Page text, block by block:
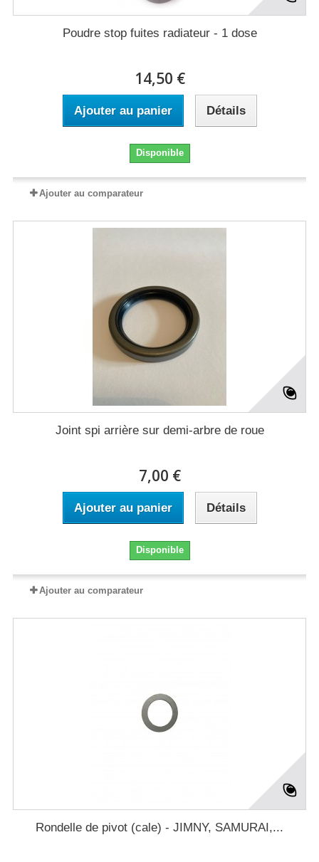
Poudre stop fuites radiateur - 1 dose
14,50 €
Ajouter au panier Détails
Disponible
Ajouter au comparateur
Joint spi arrière sur demi-arbre de roue
7,00 €
Ajouter au panier Détails
Disponible
Ajouter au comparateur
Rondelle de pivot (cale) - JIMNY, SAMURAI,...